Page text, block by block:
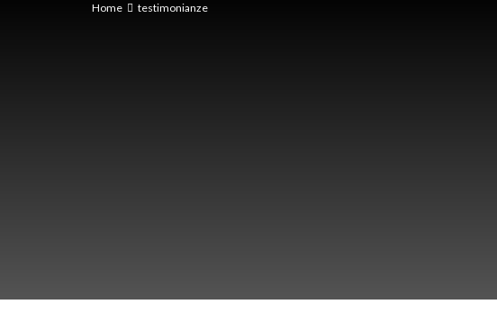
Home testimonianze